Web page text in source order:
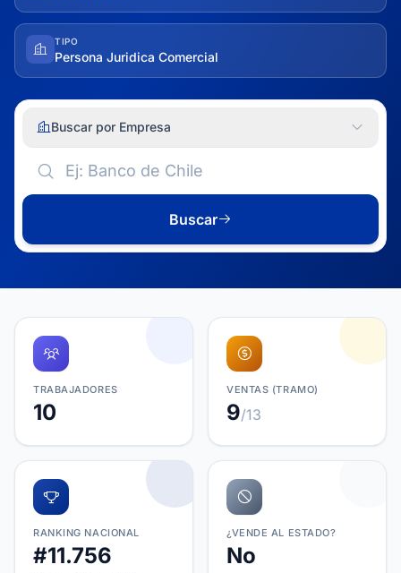
TIPO
Persona Juridica Comercial
Buscar por Empresa
Buscar
TRABAJADORES
10
VENTAS (TRAMO)
9/13
RANKING NACIONAL
#11.756
¿VENDE AL ESTADO?
No